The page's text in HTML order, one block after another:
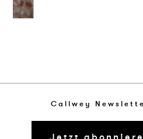
Callwey